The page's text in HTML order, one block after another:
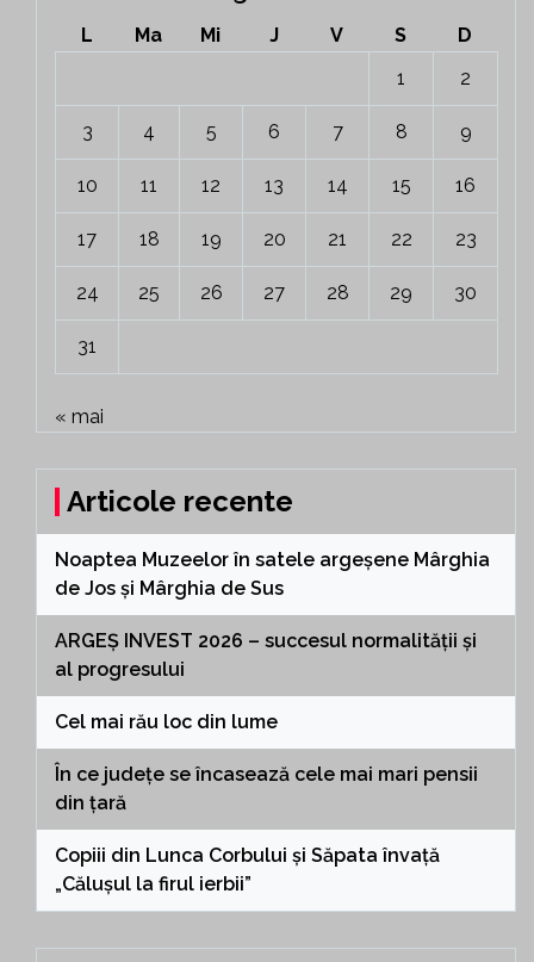
L Ma Mi J V S
D
1
2
3 4 5 6 7 8 9
10 11 12 13 14 15 16
17 18 19 20 21 22 23
24 25 26 27 28 29 30
31
« mai
Articole recente
Noaptea Muzeelor în satele argeșene Mârghia
de Jos și Mârghia de Sus
ARGEȘ INVEST 2026 – succesul normalității și
al progresului
Cel mai rău loc din lume
În ce județe se încasează cele mai mari pensii
din țară
Copiii din Lunca Corbului și Săpata învață
„Călușul la firul ierbii”